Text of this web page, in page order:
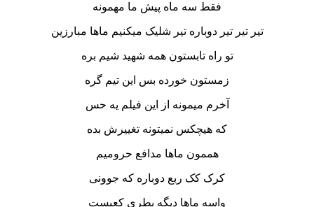
فقط سه ماه پیش ما مهمونه
تیر تیر تیر دوباره تیر شلیک میکنیم ماها مبارزین
تو راه تابستون همه شهید شیم بره
زمستون خورده بس این تیم گره
آخرم میمونه از این فیلم یه حس
که هیچکس نمیتونه تغییرش بده
هممون ماها مدافع حرومیم
کرک کک ربع دوباره که جوونی
واسه ماها دیگه بطری کعبست